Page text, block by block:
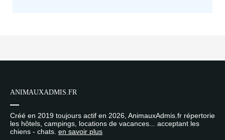
ANIMAUXADMIS.FR
Créé en 2019 toujours actif en 2026, AnimauxAdmis.fr répertorie
les hôtels, campings, locations de vacances... acceptant les
chiens - chats. en savoir plus